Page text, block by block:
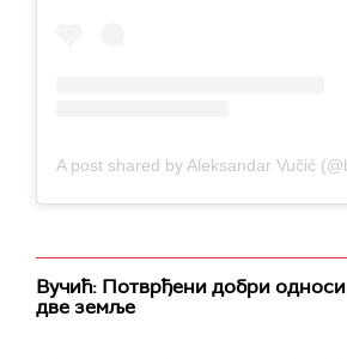
Вучић: Потврђени добри односи
две земље